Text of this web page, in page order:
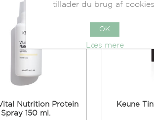
Nutrition Protein
Spray 150 ml.
Keune
tillader du brug af cookies.
OK
Læs mere